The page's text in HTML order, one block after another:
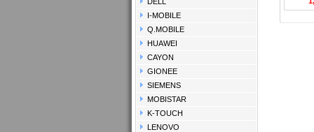
I-MOBILE
Q.MOBILE
HUAWEI
CAYON
GIONEE
SIEMENS
MOBISTAR
K-TOUCH
LENOVO